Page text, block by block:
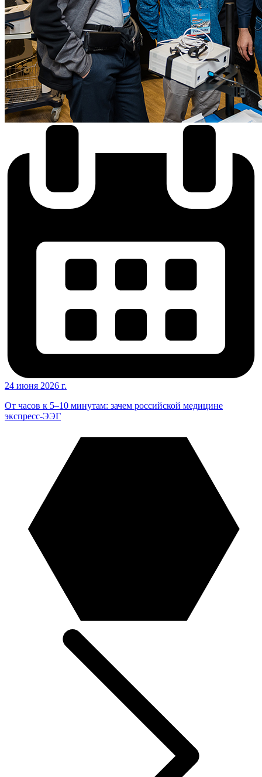
24 июня 2026 г.
От часов к 5–10 минутам: зачем российской медицине
экспресс-ЭЭГ